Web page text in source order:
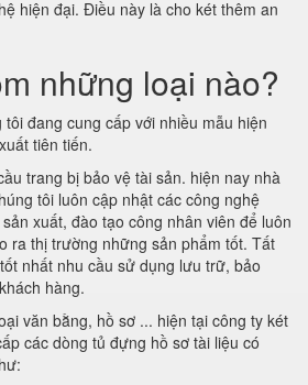
hiện đại. Điều này là cho két thêm an
những loại nào?
đang cung cấp với nhiều mẫu hiện
tiên tiến.
trang bị bảo vệ tài sản. hiện nay nhà
tôi luôn cập nhật các công nghệ
xuất, đào tạo công nhân viên để luôn
ra thị trường những sản phẩm tốt. Tất
nhất nhu cầu sử dụng lưu trữ, bảo
hàng.
văn bằng, hồ sơ ... hiện tại công ty két
các dòng tủ đựng hồ sơ tài liệu có